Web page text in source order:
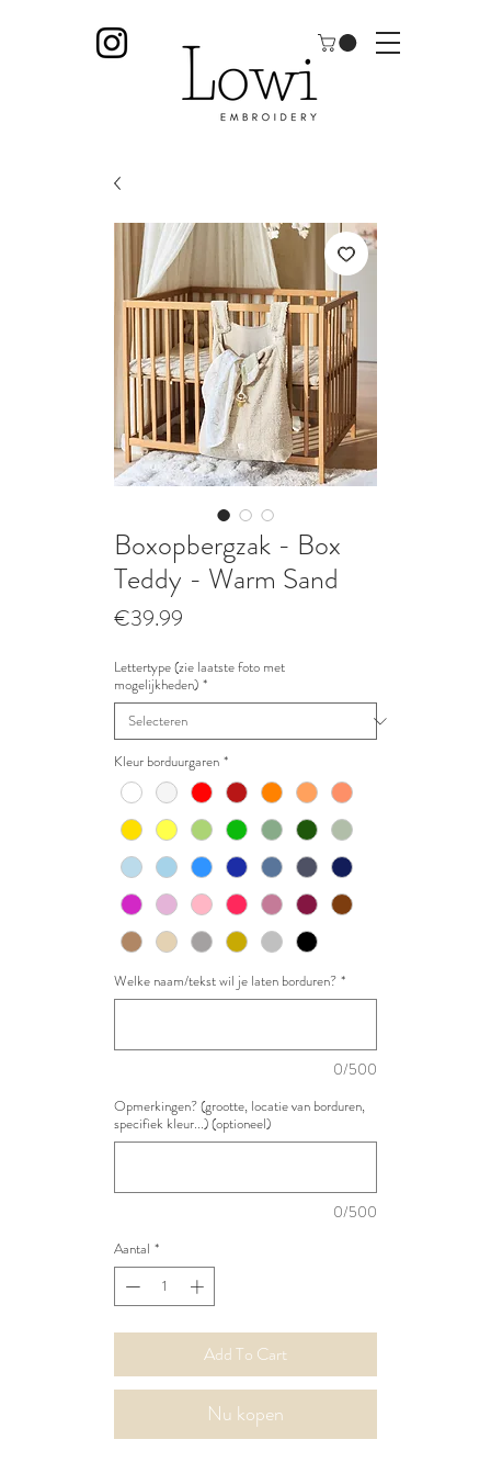
Boxopbergzak - Box
Teddy - Warm Sand
€39.99
Lettertype (zie laatste foto met
mogelijkheden) *
Kleur borduurgaren *
Welke naam/tekst wil je laten borduren? *
0/500
Opmerkingen? (grootte, locatie van borduren,
specifiek kleur...) (optioneel)
0/500
Aantal *
Add To Cart
Nu kopen